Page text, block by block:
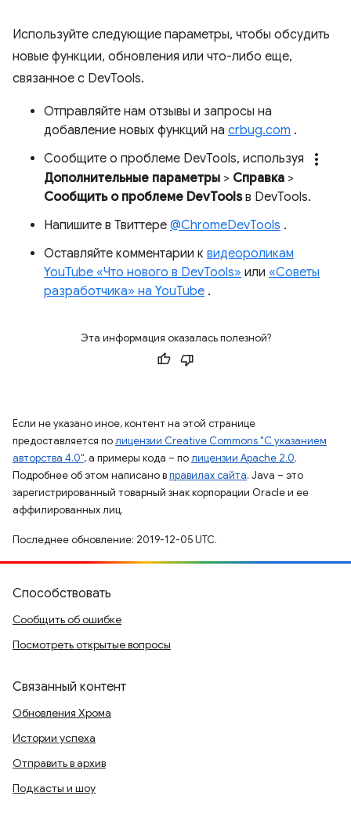
Используйте следующие параметры, чтобы обсудить
новые функции, обновления или что-либо еще,
связанное с DevTools.
Отправляйте нам отзывы и запросы на
добавление новых функций на crbug.com .
Сообщите о проблеме DevTools, используя
more_vert
Дополнительные параметры > Справка >
Сообщить о проблеме DevToolsв DevTools.
Напишите в Твиттере @ChromeDevTools .
Оставляйте комментарии к видеороликам
YouTube «Что нового в DevTools» или «Советы
разработчика» на YouTube .
Эта информация оказалась полезной?
Если не указано иное, контент на этой странице
предоставляется полицензии Creative Commons "С указанием
авторства 4.0", а примеры кода – полицензии Apache 2.0.
Подробнее об этом написано вправилах сайта. Java – это
зарегистрированный товарный знак корпорации Oracle и ее
аффилированных лиц.
Последнее обновление: 2019-12-05 UTC.
Способствовать
Сообщить об ошибке
Посмотреть открытые вопросы
Связанный контент
Обновления Хрома
Истории успеха
Отправить в архив
Подкасты и шоу